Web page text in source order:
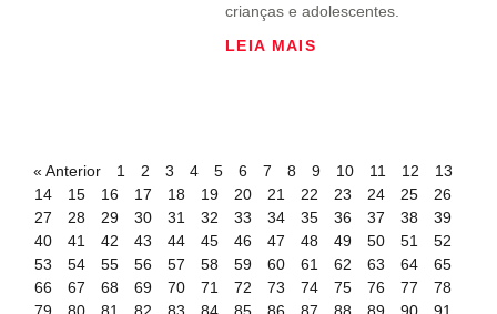
crianças e adolescentes.
LEIA MAIS
« Anterior 1 2 3 4 5 6 7 8 9 10 11 12
13
14
15 16 17 18 19 20 21 22 23 24 25
26
27
28 29 30 31 32 33 34 35 36 37 38
39
40
41 42 43 44 45 46 47 48 49 50 51
52
53
54 55 56 57 58 59 60 61 62 63 64
65
66
67 68 69 70 71 72 73 74 75 76 77
78